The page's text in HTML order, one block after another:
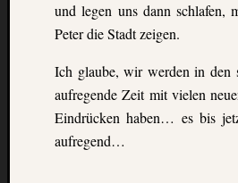
und legen uns dann schlafen,
Peter die Stadt zeigen.
Ich glaube, wir werden in den
aufregende Zeit mit vielen
Eindrücken haben… es bis
aufregend…